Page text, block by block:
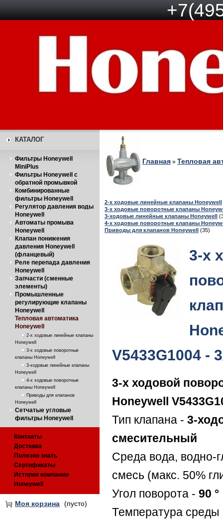
КАТАЛОГ
Фильтры Honeywell
MiniPlus
Фильтры Honeywell с
обратной промывкой
Комбинированные
фильтры Honeywell
Регулятор давления воды
Honeywell
Автоматы промыва
Honeywell
Клапан понижения
давления Honeywell
(фланцевый)
Реле перепада давления
Honeywell
Запчасти (сменные
элементы)
Промышленные
регулирующие клапаны
Honeywell
Тепловая автоматика
Honeywell
2-х ходовые линейные клапаны
Honeywell
3-х ходовые поворотные
клапаны Honeywell
3-ходовые линейные клапаны
Honeywell
4-х ходовые поворотные
клапаны Honeywell
Приводы для клапанов
Honeywell
Сетчатые угловые
фильтры Honeywell
Контакты
Доставка
Полезно знать
Сертификаты
История компании
Honeywell
Моя корзина (пусто)
Главная » Тепловая
2-х ходовые линейные клапаны Honeywell
3-х ходовые поворотные клапаны
3-ходовые линейные клапаны Honeywell
4-х ходовые поворотные клапаны
Приводы для клапанов Honeywell (35)
3-х
V5433G1004 -
3-х ходовой
Honeywell
Тип клапана - 3-
смесительный
Среда вода, водно-
смесь (макс. 50%
Угол поворота - 90 °
Температура среды